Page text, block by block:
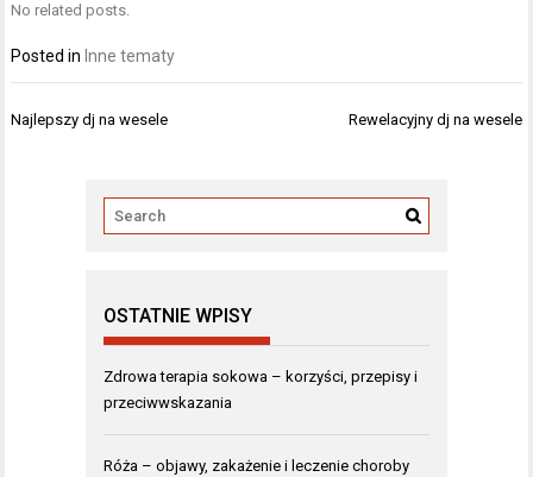
No related posts.
Posted in Inne tematy
Nawigacja
Najlepszy dj na wesele Rewelacyjny dj na wesele
OSTATNIE WPISY
Zdrowa terapia sokowa – korzyści, przepisy i
przeciwwskazania
Róża – objawy, zakażenie i leczenie choroby